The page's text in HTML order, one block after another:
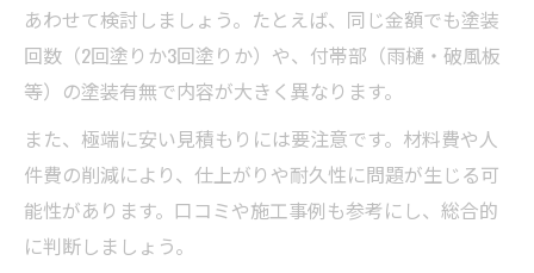
あわせて検討しましょう。たとえば、同じ金額でも塗装
回数（2回塗りか3回塗りか）や、付帯部（雨樋・破風板
等）の塗装有無で内容が大きく異なります。
また、極端に安い見積もりには要注意です。材料費や人
件費の削減により、仕上がりや耐久性に問題が生じる可
能性があります。口コミや施工事例も参考にし、総合的
に判断しましょう。